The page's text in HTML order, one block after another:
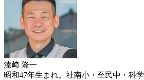
漆﨑 隆一
昭和47年生まれ。社南小・至民中・科